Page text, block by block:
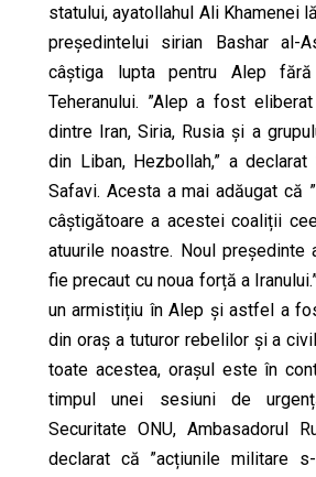
statului,ayatollahul Ali Khamenei
președintelui sirian Bashar
câștiga lupta pentru Alep
Teheranului. ”Alep a fost
dintre Iran, Siria, Rusia și a
din Liban, Hezbollah,” a declarat
Safavi. Acesta a mai adăugat că
câștigătoare a acestei coaliții
atuurile noastre. Noul președinte
fie precaut cu noua forță a
un armistițiu în Alep și astfel a
din oraș a tuturor rebelilor și a
toate acestea, orașul este în
timpul unei sesiuni de
Securitate ONU, Ambasadorul
declarat că ”acțiunile militare